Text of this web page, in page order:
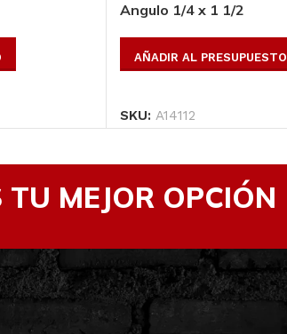
Angulo 1/4 x 1 1/2
AÑADIR AL PRESUPUESTO
SKU: A14112
MEJOR OPCIÓN